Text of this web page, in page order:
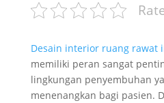
Desain interior ruang rawat
memiliki peran sangat
lingkungan penyembuhan
menenangkan bagi pasien.